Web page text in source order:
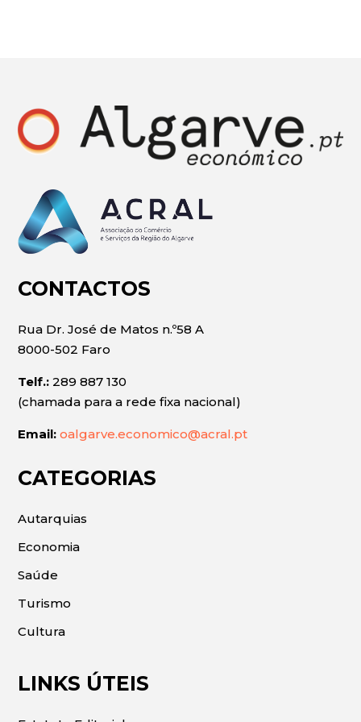
CONTACTOS
Rua Dr. José de Matos n.º58 A
8000-502 Faro
Telf.: 289 887 130
(chamada para a rede fixa nacional)
Email: oalgarve.economico@acral.pt
CATEGORIAS
Autarquias
Economia
Saúde
Turismo
Cultura
LINKS ÚTEIS